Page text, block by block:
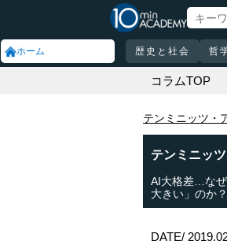
ホーム 歴史と社会 哲
コラムTOP
テンミニッツ・
テンミニッ
AI大格差…な
大きい」のか？
DATE/